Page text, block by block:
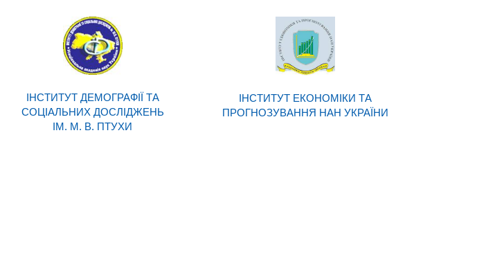
ІНСТИТУТ ДЕМОГРАФІЇ ТА
СОЦІАЛЬНИХ ДОСЛІДЖЕНЬ
ІМ. М. В. ПТУХИ
ІНСТИТУТ ЕКОНОМІКИ ТА
ПРОГНОЗУВАННЯ НАН УКРАЇНИ